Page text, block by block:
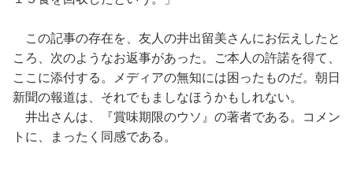
この記事の存在を、友人の井出留美さんにお伝えしたと
ころ、次のようなお返事があった。ご本人の許諾を得て、
ここに添付する。メディアの無知には困ったものだ。朝日
新聞の報道は、それでもましなほうかもしれない。
井出さんは、『賞味期限のウソ』の著者である。コメン
トに、まったく同感である。